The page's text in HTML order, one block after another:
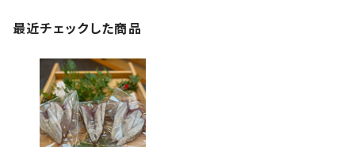
最近チェックした商品